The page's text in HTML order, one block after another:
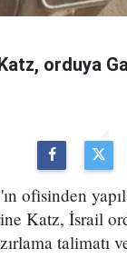
orduya
ofisinden
Katz, İsrail
talimatı